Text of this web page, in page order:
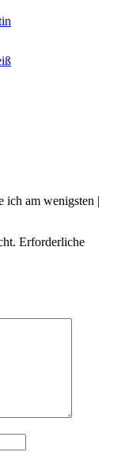
ich am wenigsten |
Erforderliche